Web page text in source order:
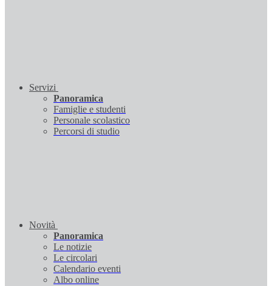
Servizi
Panoramica
Famiglie e studenti
Personale scolastico
Percorsi di studio
Novità
Panoramica
Le notizie
Le circolari
Calendario eventi
Albo online